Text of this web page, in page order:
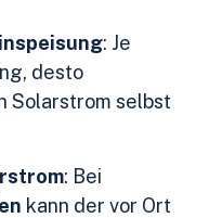
: Je
desto
Solarstrom selbst
: Bei
kann der vor Ort